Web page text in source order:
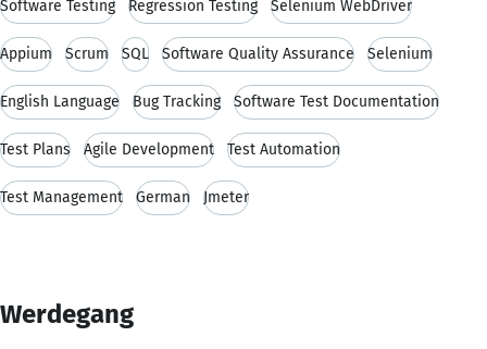
Software Testing Regression Testing Selenium WebDriver
Appium Scrum SQL Software Quality Assurance Selenium
English Language Bug Tracking Software Test Documentation
Test Plans Agile Development Test Automation
Test Management German Jmeter
Werdegang